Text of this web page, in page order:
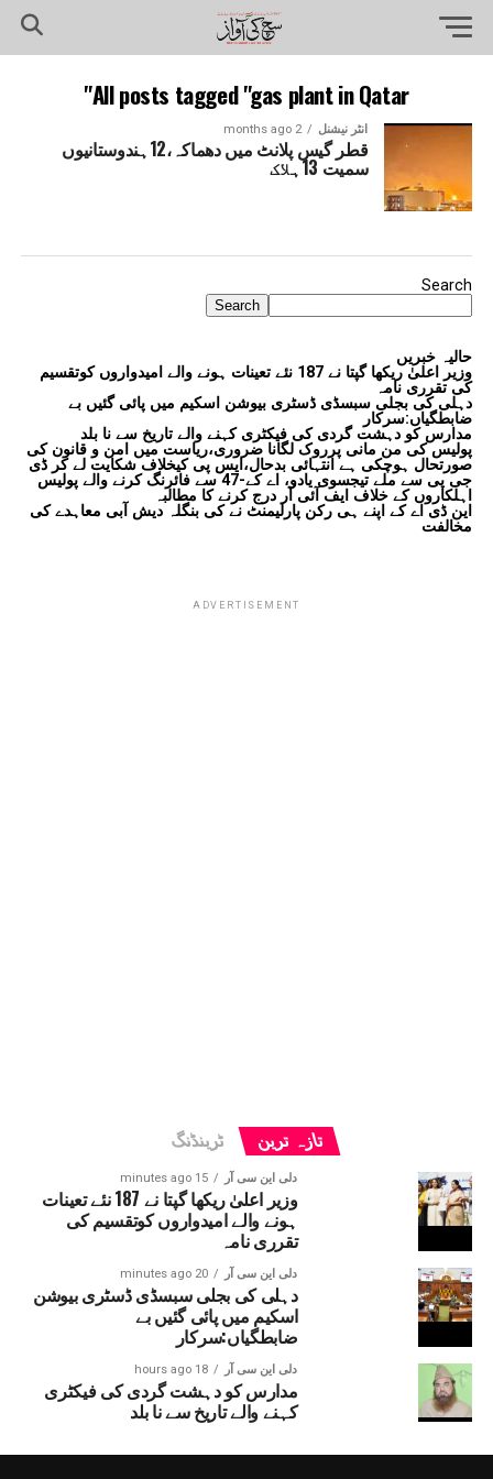
All posts tagged "gas plant in Qatar"
انٹر نیشنل 2 months ago
قطر گیس پلانٹ میں دھماکہ،12ہندوستانیوں
سمیت 13ہلاک
Search
Search
حالیہ خبریں
وزیر اعلیٰ ریکھا گپتا نے 187 نئے تعینات ہونے والے امیدواروں کوتقسیم
کی تقرری نامہ
دہلی کی بجلی سبسڈی ڈسٹری بیوشن اسکیم میں پائی گئیں بے
ضابطگیاں:سرکار
مدارس کو دہشت گردی کی فیکٹری کہنے والے تاریخ سے نا بلد
پولیس کی من مانی پرروک لگانا ضروری،ریاست میں امن و قانون کی
صورتحال ہوچکی ہے انتہائی بدحال،ایس پی کیخلاف شکایت لے کر ڈی
جی پی سے ملے تیجسوی یادو، اے کے-47 سے فائرنگ کرنے والے پولیس
اہلکاروں کے خلاف ایف آئی آر درج کرنے کا مطالبہ
این ڈی اے کے اپنے ہی رکن پارلیمنٹ نے کی بنگلہ دیش آبی معاہدے کی
مخالفت
ADVERTISEMENT
تازہ ترین ٹرینڈنگ
دلی این سی آر 15 minutes ago
وزیر اعلیٰ ریکھا گپتا نے 187 نئے تعینات
ہونے والے امیدواروں کوتقسیم کی
تقرری نامہ
دلی این سی آر 20 minutes ago
دہلی کی بجلی سبسڈی ڈسٹری بیوشن
اسکیم میں پائی گئیں بے
ضابطگیاں:سرکار
دلی این سی آر 18 hours ago
مدارس کو دہشت گردی کی فیکٹری
کہنے والے تاریخ سے نا بلد